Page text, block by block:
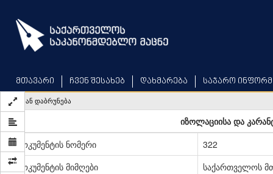
main
content
მთავარი ჩვენ შესახებ დახმარება საჯარო
უკან დაბრუნება
იზოლაციისა და
დოკუმენტის ნომერი
322
დოკუმენტის მიმღები
საქართველოს